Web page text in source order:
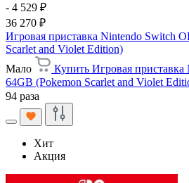
- 4 529 ₽
36 270 ₽
Игровая приставка Nintendo Switch
Scarlet and Violet Edition)
Мало
Купить Игровая
64GB (Pokemon Scarlet and Violet
94 раза
Хит
Акция